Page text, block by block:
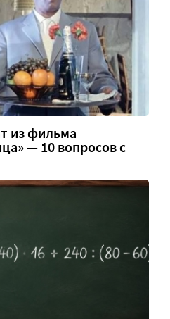
из фильма
— 10 вопросов с